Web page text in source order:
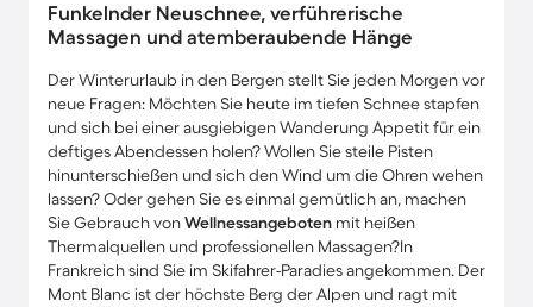
Funkelnder Neuschnee, verführerische
Massagen und atemberaubende Hänge
Der Winterurlaub in den Bergen stellt Sie jeden Morgen vor
neue Fragen: Möchten Sie heute im tiefen Schnee stapfen
und sich bei einer ausgiebigen Wanderung Appetit für ein
deftiges Abendessen holen? Wollen Sie steile Pisten
hinunterschießen und sich den Wind um die Ohren wehen
lassen? Oder gehen Sie es einmal gemütlich an, machen
Sie Gebrauch vonWellnessangeboten mit heißen
Thermalquellen und professionellen Massagen?In
Frankreich sind Sie im Skifahrer-Paradies angekommen. Der
Mont Blanc ist der höchste Berg der Alpen und ragt mit